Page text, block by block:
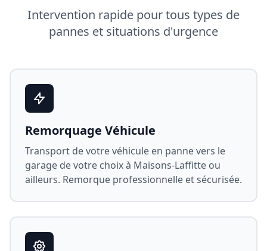
Intervention rapide pour tous types de
pannes et situations d'urgence
Remorquage Véhicule
Transport de votre véhicule en panne vers le
garage de votre choix à Maisons-Laffitte ou
ailleurs. Remorque professionnelle et sécurisée.